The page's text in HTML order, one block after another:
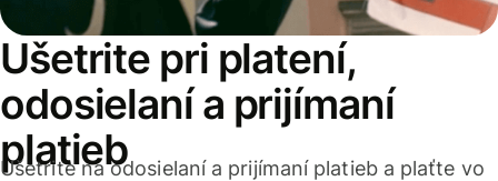
Ušetrite pri platení,
odosielaní a prijímaní
platieb
Ušetrite na odosielaní a prijímaní platieb a plaťte vo